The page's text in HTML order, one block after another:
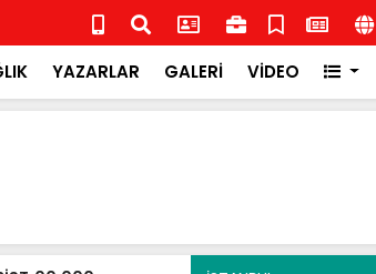
MHP İlçe Teşkilatından İlçe Milli Eğitim
YAZARLAR GALERİ VİDEO